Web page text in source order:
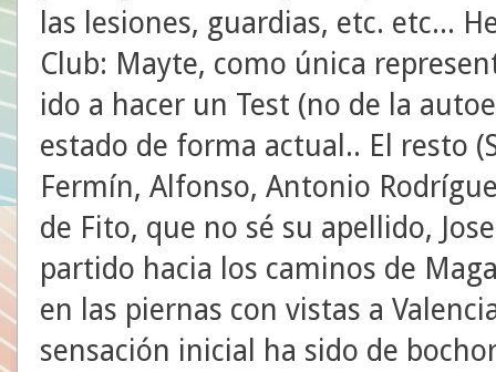
las lesiones, guardias, etc. etc...
Club: Mayte, como única
ido a hacer un Test (no de la
estado de forma actual.. El resto
Fermín, Alfonso, Antonio
de Fito, que no sé su apellido,
partido hacia los caminos de
en las piernas con vistas a
sensación inicial ha sido de